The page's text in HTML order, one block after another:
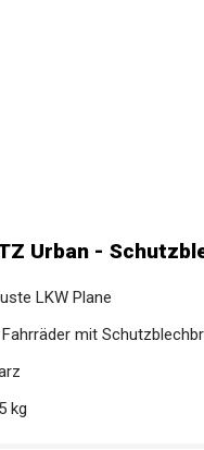
Urban -
LKW Plane
mit
kg